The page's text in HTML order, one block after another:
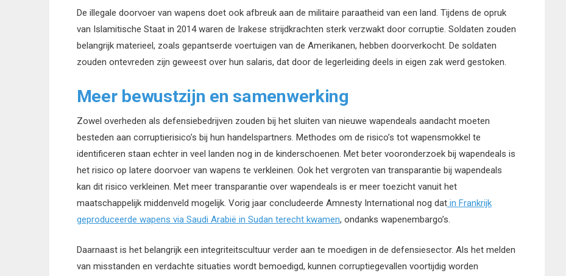
De illegale doorvoer van wapens doet ook afbreuk aan de militaire paraatheid van een land. Tijdens de opruk
van Islamitische Staat in 2014 waren de Irakese strijdkrachten sterk verzwakt door corruptie. Soldaten zouden
belangrijk materieel, zoals gepantserde voertuigen van de Amerikanen, hebben doorverkocht. De soldaten
zouden ontevreden zijn geweest over hun salaris, dat door de legerleiding deels in eigen zak werd gestoken.
Meer bewustzijn en samenwerking
Zowel overheden als defensiebedrijven zouden bij het sluiten van nieuwe wapendeals aandacht moeten
besteden aan corruptierisico’s bij hun handelspartners. Methodes om de risico’s tot wapensmokkel te
identificeren staan echter in veel landen nog in de kinderschoenen. Met beter vooronderzoek bij wapendeals is
het risico op latere doorvoer van wapens te verkleinen. Ook het vergroten van transparantie bij wapendeals
kan dit risico verkleinen. Met meer transparantie over wapendeals is er meer toezicht vanuit het
maatschappelijk middenveld mogelijk. Vorig jaar concludeerde Amnesty International nog datin Frankrijk
geproduceerde wapens via Saudi Arabië in Sudan terecht kwamen, ondanks wapenembargo’s.
Daarnaast is het belangrijk een integriteitscultuur verder aan te moedigen in de defensiesector. Als het melden
van misstanden en verdachte situaties wordt bemoedigd, kunnen corruptiegevallen voortijdig worden